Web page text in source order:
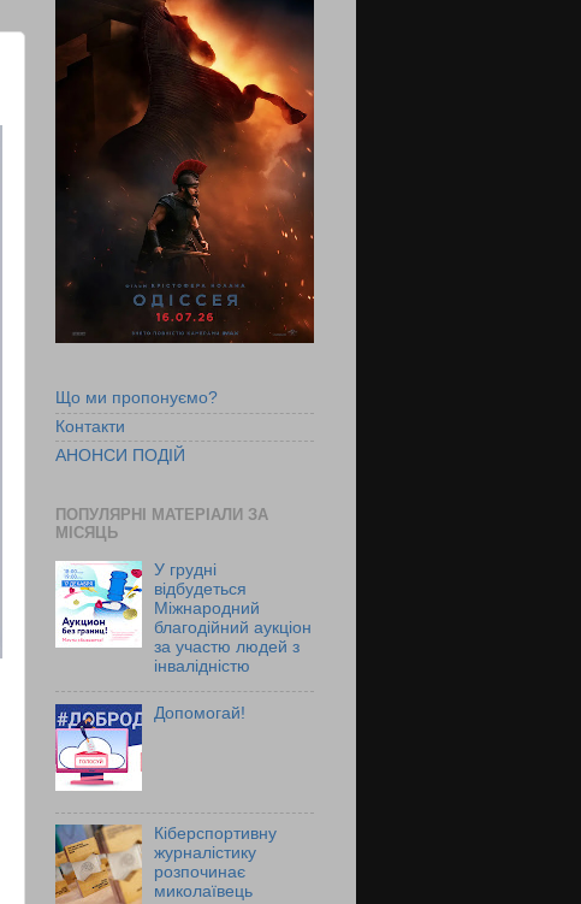
Що ми пропонуємо?
Контакти
АНОНСИ ПОДІЙ
ПОПУЛЯРНІ МАТЕРІАЛИ ЗА
МІСЯЦЬ
У грудні
відбудеться
Міжнародний
благодійний аукціон
за участю людей з
інвалідністю
Допомогай!
Кіберспортивну
журналістику
розпочинає
миколаївець